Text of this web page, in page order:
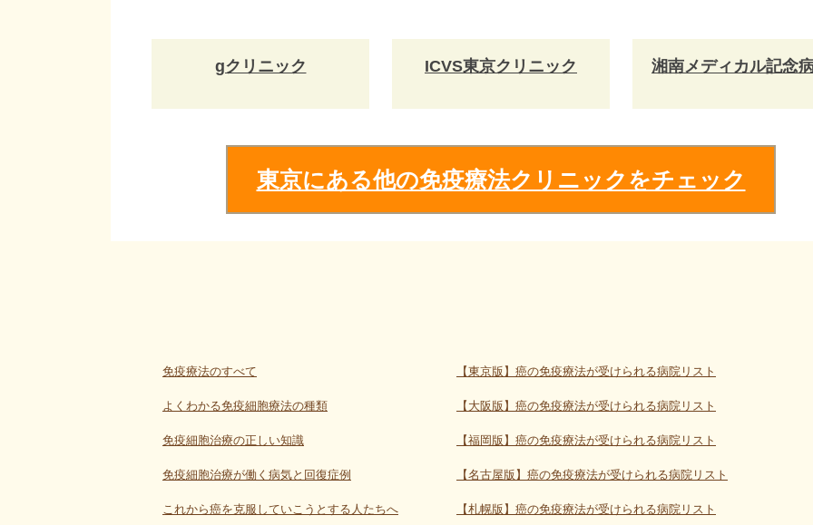
gクリニック ICVS東京クリニック 湘南メディカル記念
東京にある他の免疫療法クリニックをチェック
免疫療法のすべて
よくわかる免疫細胞療法の種類
免疫細胞治療の正しい知識
免疫細胞治療が働く病気と回復症例
これから癌を克服していこうとする人たちへ
【東京版】癌の免疫療法が受けられる病院リスト
【大阪版】癌の免疫療法が受けられる病院リスト
【福岡版】癌の免疫療法が受けられる病院リスト
【名古屋版】癌の免疫療法が受けられる病院リスト
【札幌版】癌の免疫療法が受けられる病院リスト